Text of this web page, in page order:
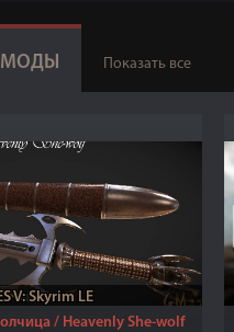
МОДЫ Показать все
V: Skyrim LE
/ Heavenly She-wolf